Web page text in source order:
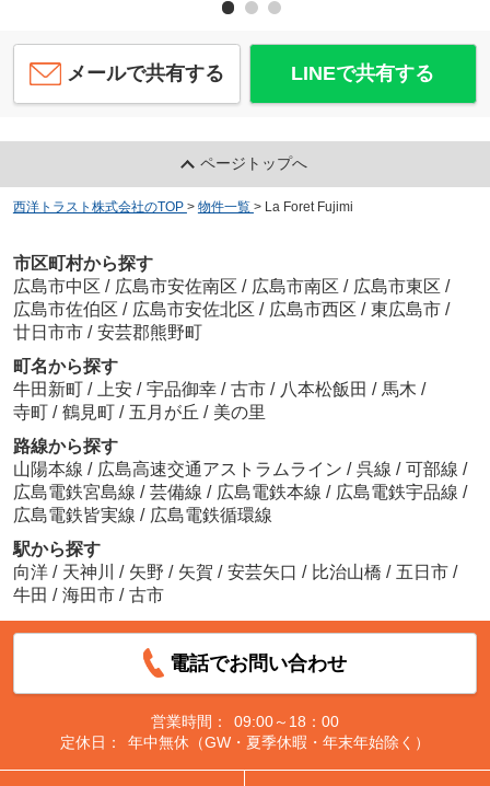
メールで共有する LINEで共有する
ページトップへ
西洋トラスト株式会社のTOP > 物件一覧 > La Foret Fujimi
市区町村から探す
広島市中区 / 広島市安佐南区 / 広島市南区 / 広島市東区 /
広島市佐伯区 / 広島市安佐北区 / 広島市西区 / 東広島市 /
廿日市市 / 安芸郡熊野町
町名から探す
牛田新町 / 上安 / 宇品御幸 / 古市 / 八本松飯田 / 馬木 /
寺町 / 鶴見町 / 五月が丘 / 美の里
路線から探す
山陽本線 / 広島高速交通アストラムライン / 呉線 / 可部線 /
広島電鉄宮島線 / 芸備線 / 広島電鉄本線 / 広島電鉄宇品線 /
広島電鉄皆実線 / 広島電鉄循環線
駅から探す
向洋 / 天神川 / 矢野 / 矢賀 / 安芸矢口 / 比治山橋 / 五日市 /
牛田 / 海田市 / 古市
電話でお問い合わせ
営業時間：
09:00～18：00
定休日：
年中無休（GW・夏季休暇・年末年始除く）